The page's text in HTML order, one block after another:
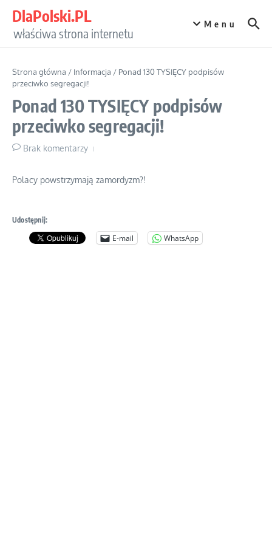
DlaPolski.PL
właściwa strona internetu
Menu
Strona główna / Informacja / Ponad 130 TYSIĘCY podpisów
przeciwko segregacji!
Ponad 130 TYSIĘCY podpisów
przeciwko segregacji!
Brak komentarzy
Polacy powstrzymają zamordyzm?!
Udostępnij:
E-mail WhatsApp